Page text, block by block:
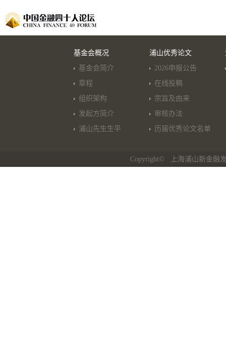
基金会概况
基金会简介
章程
组织架构
发起方简介
浦山先生生平
浦山优秀论文
2026申报公告
在线投稿
宗旨及由来
审核办法
历届优秀论文名单
Copyright© 上海浦山新金融